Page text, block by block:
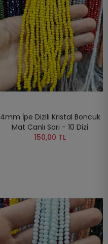
4mm İpe Dizili Kristal Boncuk
Mat Canlı Sarı - 10 Dizi
150,00 TL